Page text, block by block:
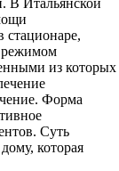
В Итальянской
режимом
из которых
Форма
Суть
которая